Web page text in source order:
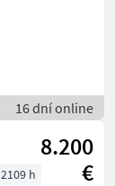
16 dní online
8.200
€
2109 h